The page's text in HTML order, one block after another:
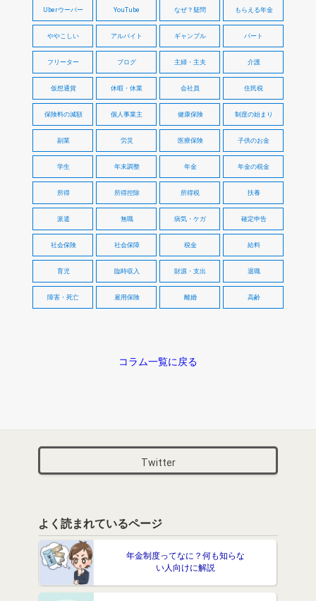
Uberウーバー YouTube なぜ？疑問 もらえる年金
ややこしい アルバイト ギャンブル パート
フリーター ブログ 主婦・主夫 介護
仮想通貨 休暇・休業 会社員 住民税
保険料の減額 個人事業主 健康保険 制度の始まり
副業 労災 医療保険 子供のお金
学生 年末調整 年金 年金の税金
所得 所得控除 所得税 扶養
派遣 無職 病気・ケガ 確定申告
社会保険 社会保障 税金 給料
育児 臨時収入 財源・支出 退職
障害・死亡 雇用保険 離婚 高齢
コラム一覧に戻る
Twitter
よく読まれているページ
年金制度ってなに？何も知らな
い人向けに解説